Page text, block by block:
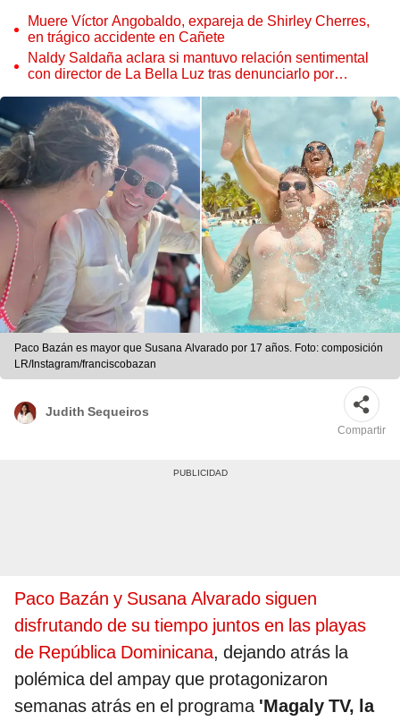
Muere Víctor Angobaldo, expareja de Shirley Cherres,
en trágico accidente en Cañete
Naldy Saldaña aclara si mantuvo relación sentimental
con director de La Bella Luz tras denunciarlo por
Paco Bazán es mayor que Susana Alvarado por 17 años. Foto: composición
LR/Instagram/franciscobazan
Judith Sequeiros
Compartir
Paco Bazán y Susana Alvarado siguen
disfrutando de su tiempo juntos en las playas
de República Dominicana, dejando atrás la
polémica del ampay que protagonizaron
semanas atrás en el programa'Magaly TV, la